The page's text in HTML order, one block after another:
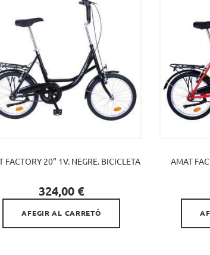
FACTORY 20" 1V. NEGRE. BICICLETA
Preu
324,00 €

AFEGIR AL CARRETÓ
AMAT